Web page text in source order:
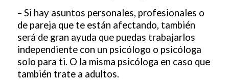
– Si hay asuntos personales, profesionales o
de pareja que te están afectando, también
será de gran ayuda que puedas trabajarlos
independiente con un psicólogo o psicóloga
solo para ti. O la misma psicóloga en caso que
también trate a adultos.